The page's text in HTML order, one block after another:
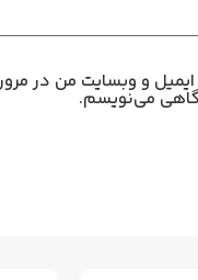
ایمیل و وبسایت من در
می‌نویسم.